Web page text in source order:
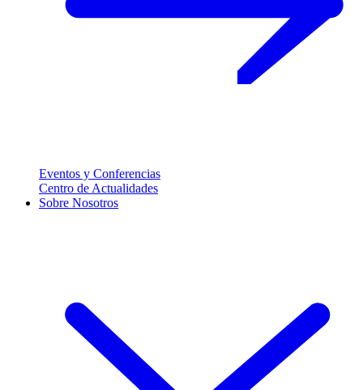
Eventos y Conferencias
Centro de Actualidades
Sobre Nosotros